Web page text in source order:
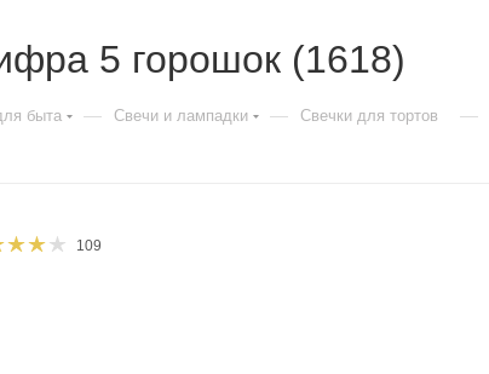
5 горошок (1618)
быта — Свечи и лампадки — Свечки для тортов —
109